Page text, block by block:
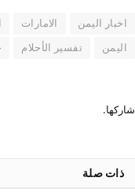
اخبار اليمن الامارات
اليمن تفسير الأحلام
شاركها.
ذات صلة